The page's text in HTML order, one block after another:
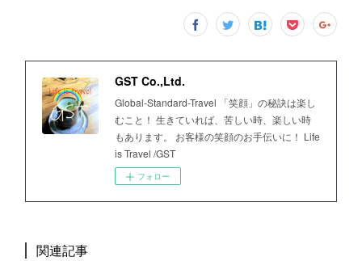
GST Co.,Ltd.
Global-Standard-Travel 「笑顔」の秘訣は楽し
むこと！ 生きていれば、苦しい時、楽しい時
もあります。 お客様の笑顔のお手伝いに！ Life
is Travel /GST
フォロー
関連記事